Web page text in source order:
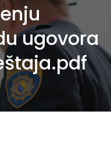
ugovora